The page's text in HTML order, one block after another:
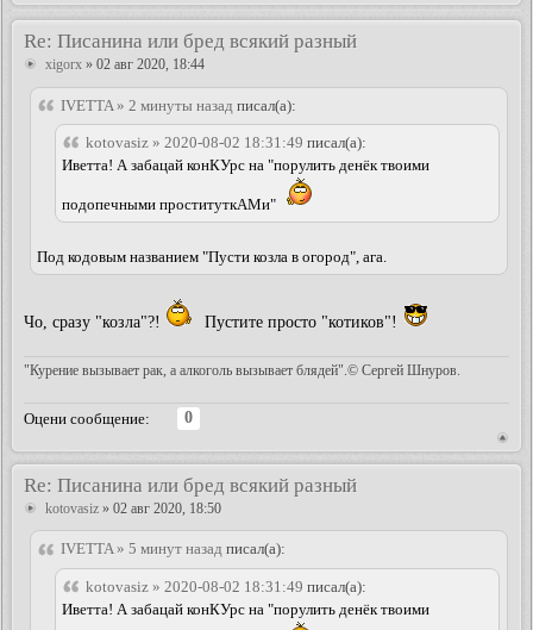
Re: Писанина или бред всякий разный
xigorx » 02 авг 2020, 18:44
IVETTA » 2 минуты назад писал(а):
kotovasiz » 2020-08-02 18:31:49 писал(а):
Иветта! А забацай конКУрс на "порулить денёк твоими
подопечными проституткАМи"
Под кодовым названием "Пусти козла в огород", ага.
Чо, сразу "козла"?! Пустите просто "котиков"!
"Курение вызывает рак, а алкоголь вызывает блядей".© Сергей Шнуров.
Оцени сообщение:
0
Re: Писанина или бред всякий разный
kotovasiz » 02 авг 2020, 18:50
IVETTA » 5 минут назад писал(а):
kotovasiz » 2020-08-02 18:31:49 писал(а):
Иветта! А забацай конКУрс на "порулить денёк твоими